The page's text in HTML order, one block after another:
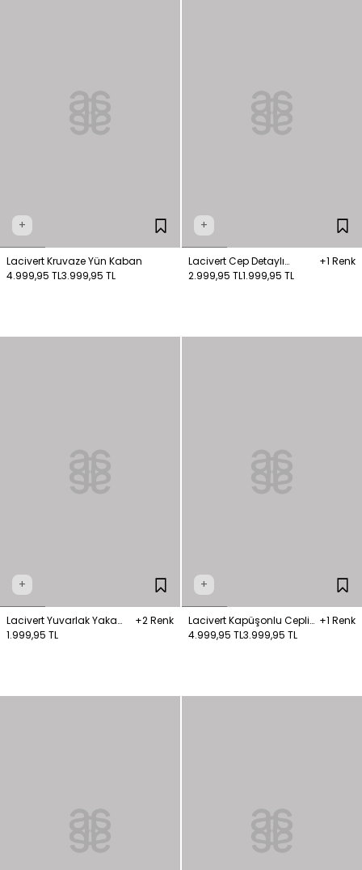
+
Lacivert Kruvaze Yün Kaban
4.999,95 TL3.999,95 TL
+
Lacivert Cep Detaylı
Kaban
+1 Renk
2.999,95 TL1.999,95 TL
+
Lacivert Yuvarlak Yaka
Triko Hırka
+2 Renk
1.999,95 TL
+
Lacivert Kapüşonlu Cepli
Trençkot
+1 Renk
4.999,95 TL3.999,95 TL